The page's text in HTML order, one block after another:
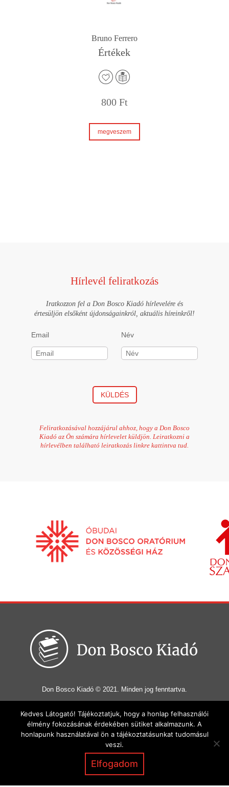
Bruno Ferrero
Értékek
800 Ft
megveszem
Hírlevél feliratkozás
Iratkozzon fel a Don Bosco Kiadó hírlevelére és
értesüljön elsőként újdonságainkról, aktuális híreinkről!
Email Név
KÜLDÉS
Feliratkozásával hozzájárul ahhoz, hogy a Don Bosco
Kiadó az Ön számára hírlevelet küldjön. Leiratkozni a
hírlevélben található leiratkozás linkre kattintva tud.
Don Bosco Kiadó © 2021. Minden jog fenntartva.
E-mail: donboscokiado@gmail.com
Ajándéktárgyak
Adományozás
Általános szerződési feltételek|Adatvédelmi irányelvek
Kedves Látogató! Tájékoztatjuk, hogy a honlap felhasználói
élmény fokozásának érdekében sütiket alkalmazunk. A
honlapunk használatával ön a tájékoztatásunkat tudomásul
veszi.
Elfogadom